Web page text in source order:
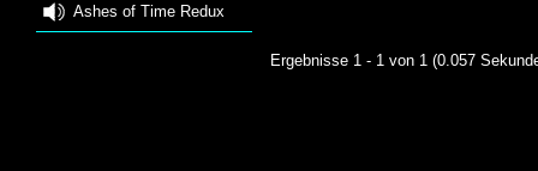
Ashes of Time Redux
Ergebnisse 1 - 1 von 1 (0.057